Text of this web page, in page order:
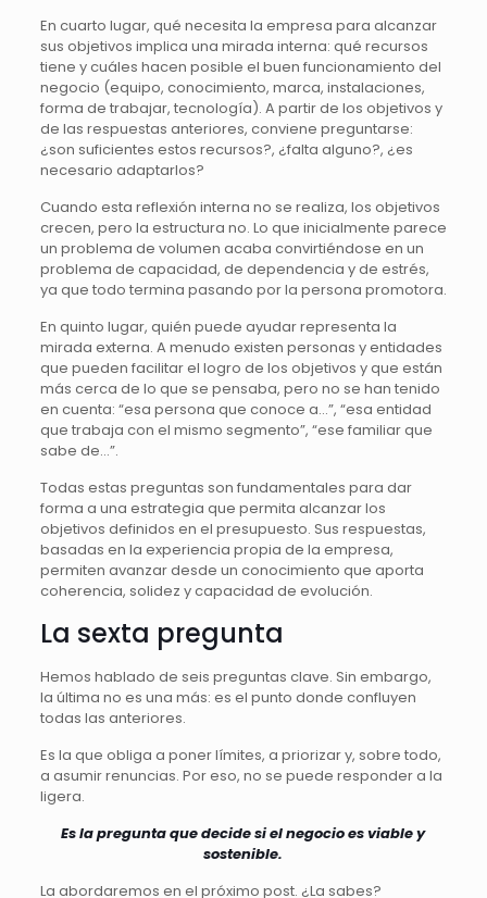
En cuarto lugar, qué necesita la empresa para alcanzar
sus objetivos implica una mirada interna: qué recursos
tiene y cuáles hacen posible el buen funcionamiento del
negocio (equipo, conocimiento, marca, instalaciones,
forma de trabajar, tecnología). A partir de los objetivos y
de las respuestas anteriores, conviene preguntarse:
¿son suficientes estos recursos?, ¿falta alguno?, ¿es
necesario adaptarlos?
Cuando esta reflexión interna no se realiza, los objetivos
crecen, pero la estructura no. Lo que inicialmente parece
un problema de volumen acaba convirtiéndose en un
problema de capacidad, de dependencia y de estrés,
ya que todo termina pasando por la persona promotora.
En quinto lugar, quién puede ayudar representa la
mirada externa. A menudo existen personas y entidades
que pueden facilitar el logro de los objetivos y que están
más cerca de lo que se pensaba, pero no se han tenido
en cuenta: “esa persona que conoce a…”, “esa entidad
que trabaja con el mismo segmento”, “ese familiar que
sabe de…”.
Todas estas preguntas son fundamentales para dar
forma a una estrategia que permita alcanzar los
objetivos definidos en el presupuesto. Sus respuestas,
basadas en la experiencia propia de la empresa,
permiten avanzar desde un conocimiento que aporta
coherencia, solidez y capacidad de evolución.
La sexta pregunta
Hemos hablado de seis preguntas clave. Sin embargo,
la última no es una más: es el punto donde confluyen
todas las anteriores.
Es la que obliga a poner límites, a priorizar y, sobre todo,
a asumir renuncias. Por eso, no se puede responder a la
ligera.
Es la pregunta que decide si el negocio es viable y
sostenible.
La abordaremos en el próximo post. ¿La sabes?